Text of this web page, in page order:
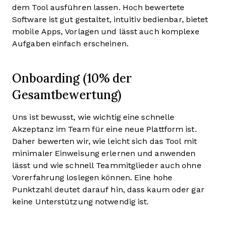
dem Tool ausführen lassen. Hoch bewertete
Software ist gut gestaltet, intuitiv bedienbar, bietet
mobile Apps, Vorlagen und lässt auch komplexe
Aufgaben einfach erscheinen.
Onboarding (10% der
Gesamtbewertung)
Uns ist bewusst, wie wichtig eine schnelle
Akzeptanz im Team für eine neue Plattform ist.
Daher bewerten wir, wie leicht sich das Tool mit
minimaler Einweisung erlernen und anwenden
lässt und wie schnell Teammitglieder auch ohne
Vorerfahrung loslegen können. Eine hohe
Punktzahl deutet darauf hin, dass kaum oder gar
keine Unterstützung notwendig ist.